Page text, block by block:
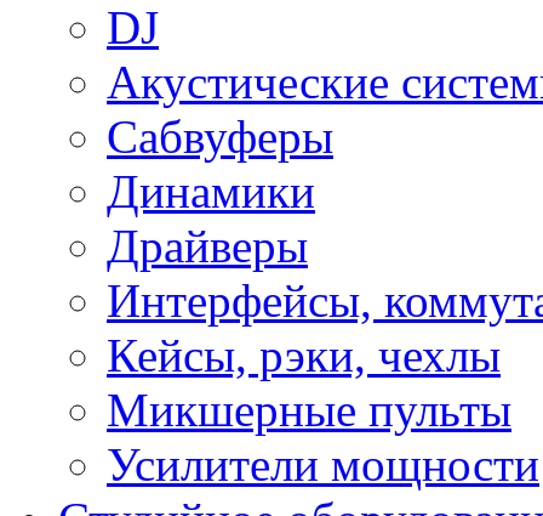
DJ
Акустические
Сабвуферы
Динамики
Драйверы
Интерфейсы,
Кейсы, рэки, чехлы
Микшерные пульты
Усилители мощности